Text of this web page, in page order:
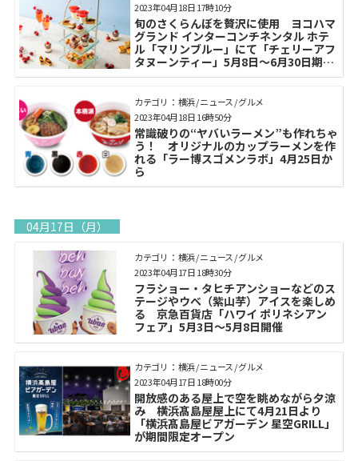
旬のさくらんぼを贅沢に使用 ヨコハマ
グランド インターコンチネンタル ホテ
ル「マリンブルー」にて「チェリーアフ
タヌーンティー」5月8日～6月30日期間
限定提供
2023年04月18日 17時10分
カテゴリ： 横浜 / ニュース / グルメ
常識破りの“ヤバいラーメン”も作れちゃ
う！ オリジナルのカップラーメンを作
れる「ラー博スゴメンラボ」4月25日か
ら
2023年04月18日 16時50分
04月17日（月）
カテゴリ： 横浜 / ニュース / グルメ
フラショー・タヒチアンショーなどのス
テージやウベ（紫山芋）アイスを楽しめ
る 京急百貨店「ハワイ ポリネシアン
フェア」5月3日～5月8日開催
2023年04月17日 18時30分
カテゴリ： 横浜 / ニュース / グルメ
開放感のある屋上で空を眺めながら夕涼
み 横浜髙島屋屋上にて4月21日より
「横浜髙島屋ビアガーデン 星空GRILL」
が期間限定オープン
2023年04月17日 18時00分